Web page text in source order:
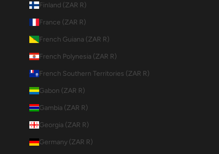
Finland (ZAR R)
France (ZAR R)
French Guiana (ZAR R)
French Polynesia (ZAR R)
French Southern Territories (ZAR R)
Gabon (ZAR R)
Gambia (ZAR R)
Georgia (ZAR R)
Germany (ZAR R)